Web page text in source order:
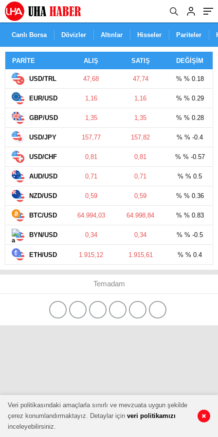
Canlı Borsa Dövizler Altınlar Hisseler Pariteler
PARİTE ALIŞ SATIŞ DEĞİŞİM
USD/TRL 47,68 47,74 % % 0.18
EUR/USD 1,16 1,16 % % 0.29
GBP/USD 1,35 1,35 % % 0.28
USD/JPY 157,77 157,82 % % -0.4
USD/CHF 0,81 0,81 % % -0.57
AUD/USD 0,71 0,71 % % 0.5
NZD/USD 0,59 0,59 % % 0.36
BTC/USD 64.994,03 64.998,84 % % 0.83
BYN/USD 0,34 0,34 % % -0.5
ETH/USD 1.915,12 1.915,61 % % 0.4
Temadam
Veri politikasındaki amaçlarla sınırlı ve mevzuata uygun şekilde
çerez konumlandırmaktayız. Detaylar için veri politikamızı
inceleyebilirsiniz.